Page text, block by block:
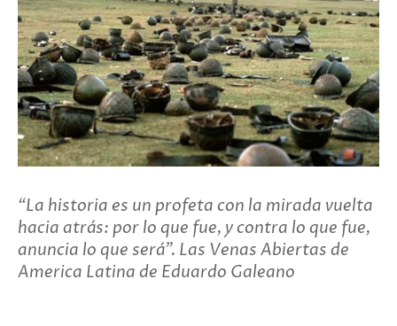
“La historia es un profeta con la mirada vuelta
hacia atrás: por lo que fue, y contra lo que fue,
anuncia lo que será”. Las Venas Abiertas de
America Latina de Eduardo Galeano